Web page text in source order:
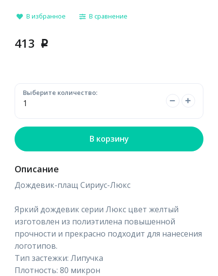
В избранное В сравнение
413 p
Выберите количество:
В корзину
Описание
Дождевик-плащ Сириус-Люкс
Яркий дождевик серии Люкс цвет желтый
изготовлен из полиэтилена повышенной
прочности и прекрасно подходит для нанесения
логотипов.
Тип застежки: Липучка
Плотность: 80 микрон